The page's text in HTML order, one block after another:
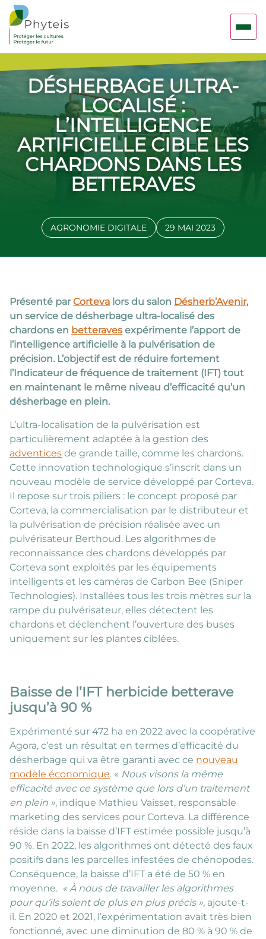
DÉSHERBAGE ULTRA-
LOCALISÉ :
L’INTELLIGENCE
ARTIFICIELLE CIBLE LES
CHARDONS DANS LES
BETTERAVES
AGRONOMIE DIGITALE 29 MAI 2023
Présenté parCorteva lors du salon Désherb’Avenir,
un service de désherbage ultra-localisé des
chardons en betteraves expérimente l’apport de
l’intelligence artificielle à la pulvérisation de
précision. L’objectif est de réduire fortement
l’Indicateur de fréquence de traitement (IFT) tout
en maintenant le même niveau d’efficacité qu’un
désherbage en plein.
L’ultra-localisation de la pulvérisation est
particulièrement adaptée à la gestion des
adventices de grande taille, comme les chardons.
Cette innovation technologique s’inscrit dans un
nouveau modèle de service développé par Corteva.
Il repose sur trois piliers : le concept proposé par
Corteva, la commercialisation par le distributeur et
la pulvérisation de précision réalisée avec un
pulvérisateur Berthoud. Les algorithmes de
reconnaissance des chardons développés par
Corteva sont exploités par les équipements
intelligents et les caméras de Carbon Bee (Sniper
Technologies). Installées tous les trois mètres sur la
rampe du pulvérisateur, elles détectent les
chardons et déclenchent l’ouverture des buses
uniquement sur les plantes ciblées.
Baisse de l’IFT herbicide betterave
jusqu’à 90 %
Expérimenté sur 472 ha en 2022 avec la coopérative
Agora, c’est un résultat en termes d’efficacité du
désherbage qui va être garanti avec ce nouveau
modèle économique. « Nous visons la même
efficacité avec ce système que lors d’un traitement
en plein », indique Mathieu Vaisset, responsable
marketing des services pour Corteva. La différence
réside dans la baisse d’IFT estimée possible jusqu’à
90 %. En 2022, les algorithmes ont détecté des faux
positifs dans les parcelles infestées de chénopodes.
Conséquence, la baisse d’IFT a été de 50 % en
moyenne. « À nous de travailler les algorithmes
pour qu’ils soient de plus en plus précis », ajoute-t-
il. En 2020 et 2021, l’expérimentation avait très bien
fonctionné, avec une diminution de 80 % à 90 % de